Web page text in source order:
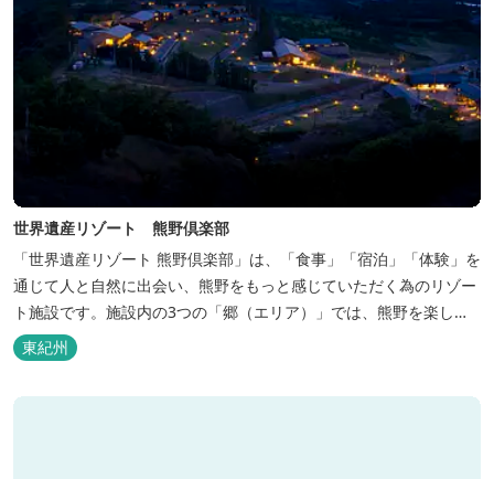
世界遺産リゾート 熊野倶楽部
「世界遺産リゾート 熊野倶楽部」は、「食事」「宿泊」「体験」を
通じて人と自然に出会い、熊野をもっと感じていただく為のリゾー
ト施設です。施設内の3つの「郷（エリア）」では、熊野を楽しむ
為の多彩なイベンを開催。施設内のいたるところに、熊野灘の青い
海や雄大な夕日の大パノラマ等、大自然を感じていただけるよう設
東紀州